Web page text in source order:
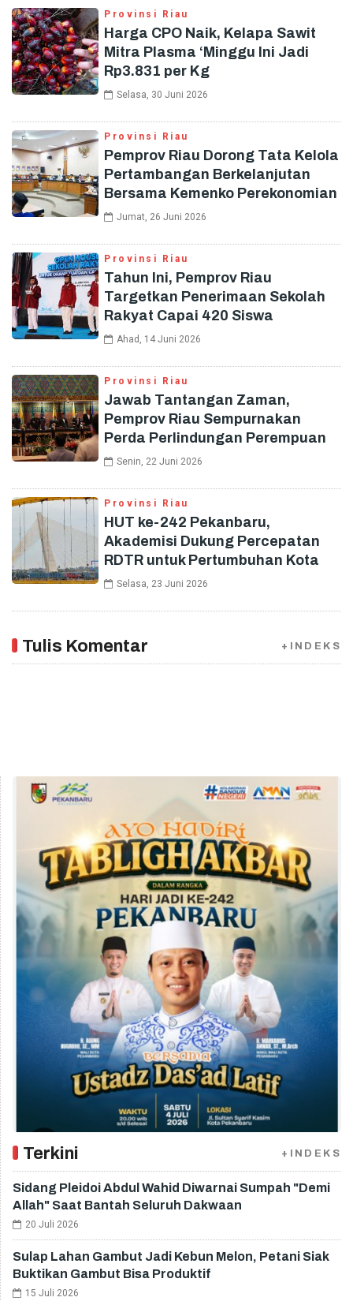
Provinsi Riau
Harga CPO Naik, Kelapa Sawit
Mitra Plasma ‘Minggu Ini Jadi
Rp3.831 per Kg
Selasa, 30 Juni 2026
Provinsi Riau
Pemprov Riau Dorong Tata Kelola
Pertambangan Berkelanjutan
Bersama Kemenko Perekonomian
Jumat, 26 Juni 2026
Provinsi Riau
Tahun Ini, Pemprov Riau
Targetkan Penerimaan Sekolah
Rakyat Capai 420 Siswa
Ahad, 14 Juni 2026
Provinsi Riau
Jawab Tantangan Zaman,
Pemprov Riau Sempurnakan
Perda Perlindungan Perempuan
Senin, 22 Juni 2026
Provinsi Riau
HUT ke-242 Pekanbaru,
Akademisi Dukung Percepatan
RDTR untuk Pertumbuhan Kota
Selasa, 23 Juni 2026
Tulis Komentar +INDEKS
Terkini +INDEKS
Sidang Pleidoi Abdul Wahid Diwarnai Sumpah "Demi
Allah" Saat Bantah Seluruh Dakwaan
20 Juli 2026
Sulap Lahan Gambut Jadi Kebun Melon, Petani Siak
Buktikan Gambut Bisa Produktif
15 Juli 2026